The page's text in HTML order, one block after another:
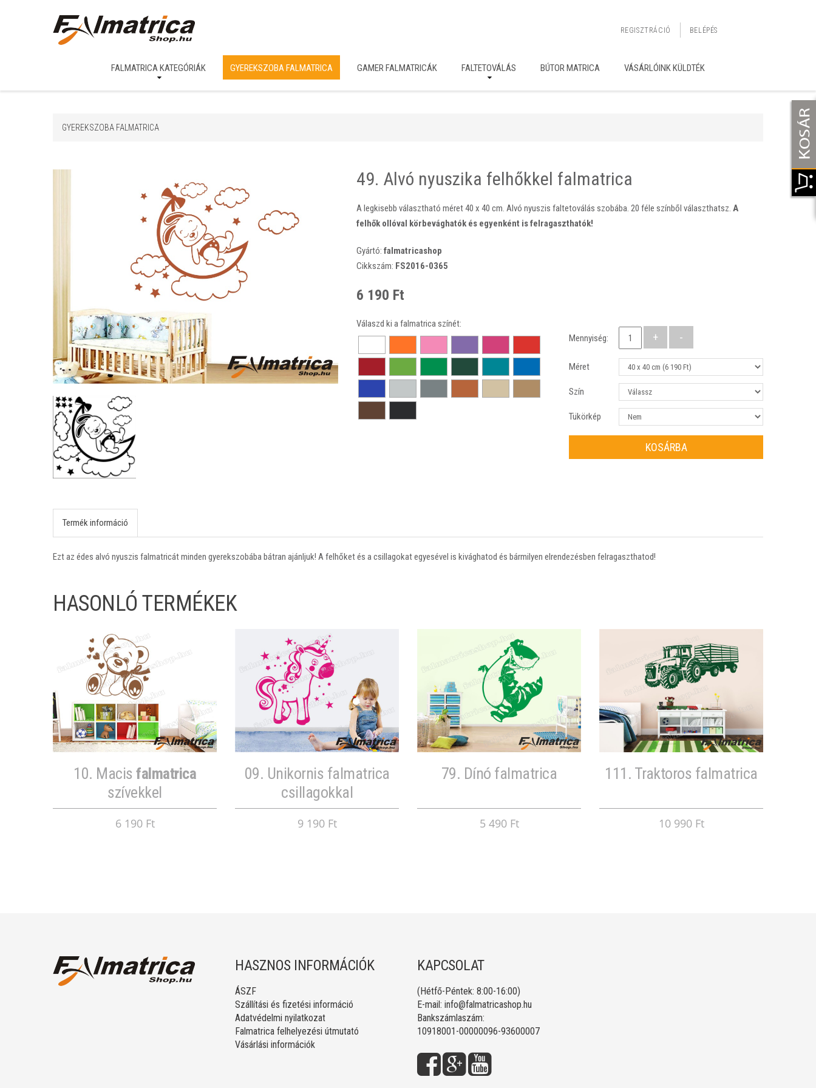
REGISZTRÁCIÓ BELÉPÉS
FALMATRICA KATEGÓRIÁK GYEREKSZOBA FALMATRICA GAMER FALMATRICÁK FALTETOVÁLÁS BÚTOR MATRICA VÁSÁRLÓINK KÜLDTÉK
GYEREKSZOBA FALMATRICA
49. Alvó nyuszika felhőkkel falmatrica
A legkisebb választható méret 40 x 40 cm. Alvó nyuszis faltetoválás szobába. 20 féle színből választhatsz. A
felhők ollóval körbevághatók és egyenként is felragaszthatók!
Gyártó: falmatricashop
Cikkszám: FS2016-0365
6 190 Ft
Válaszd ki a falmatrica színét:
Mennyiség:
Méret
Szín
Tükörkép
KOSÁRBA
Termék információ
Ezt az édes alvó nyuszis falmatricát minden gyerekszobába bátran ajánljuk! A felhőket és a csillagokat egyesével is kivághatod és bármilyen elrendezésben felragaszthatod!
HASONLÓ TERMÉKEK
10. Macis falmatrica
szívekkel
6 190 Ft
09. Unikornis falmatrica
csillagokkal
9 190 Ft
79. Dínó falmatrica
5 490 Ft
111. Traktoros falmatrica
10 990 Ft
HASZNOS INFORMÁCIÓK
ÁSZF
Szállítási és fizetési információ
Adatvédelmi nyilatkozat
Falmatrica felhelyezési útmutató
Vásárlási információk
KAPCSOLAT
(Hétfő-Péntek: 8:00-16:00)
E-mail: info@falmatricashop.hu
Bankszámlaszám:
10918001-00000096-93600007